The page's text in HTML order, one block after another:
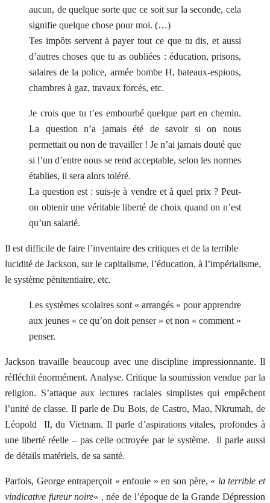
aucun, de quelque sorte que ce soit sur la seconde, cela
signifie quelque chose pour moi. (…)
Tes impôts servent à payer tout ce que tu dis, et aussi
d’autres choses que tu as oubliées : éducation, prisons,
salaires de la police, armée bombe H, bateaux-espions,
chambres à gaz, travaux forcés, etc.
Je crois que tu t’es embourbé quelque part en chemin.
La question n’a jamais été de savoir si on nous
permettait ou non de travailler ! Je n’ai jamais douté que
si l’un d’entre nous se rend acceptable, selon les normes
établies, il sera alors toléré.
La question est : suis-je à vendre et à quel prix ? Peut-
on obtenir une véritable liberté de choix quand on n’est
qu’un salarié.
Il est difficile de faire l’inventaire des critiques et de la terrible
lucidité de Jackson, sur le capitalisme, l’éducation, à l’impérialisme,
le système pénitentiaire, etc.
Les systèmes scolaires sont « arrangés » pour apprendre
aux jeunes « ce qu’on doit penser » et non « comment »
penser.
Jackson travaille beaucoup avec une discipline impressionnante. Il
réfléchit énormément. Analyse. Critique la soumission vendue par la
religion. S’attaque aux lectures raciales simplistes qui empêchent
l’unité de classe. Il parle de Du Bois, de Castro, Mao, Nkrumah, de
Léopold II, du Vietnam. Il parle d’aspirations vitales, profondes à
une liberté réelle – pas celle octroyée par le système. Il parle aussi
de détails matériels, de sa santé.
Parfois, George entraperçoit « enfouie » en son père, « la terrible et
vindicative fureur noire« , née de l’époque de la Grande Dépression